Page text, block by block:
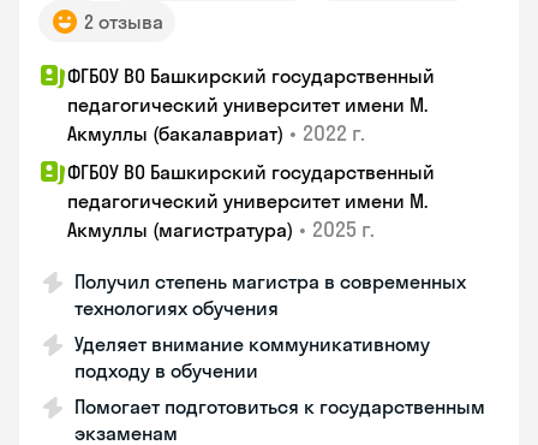
2 отзыва
ФГБОУ ВО Башкирский государственный
педагогический университет имени М.
Акмуллы (бакалавриат) • 2022 г.
ФГБОУ ВО Башкирский государственный
педагогический университет имени М.
Акмуллы (магистратура) • 2025 г.
Получил степень магистра в современных
технологиях обучения
Уделяет внимание коммуникативному
подходу в обучении
Помогает подготовиться к государственным
экзаменам